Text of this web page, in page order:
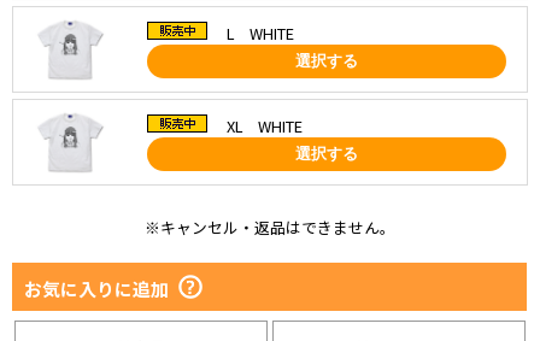
L WHITE
選択する
XL WHITE
選択する
※キャンセル・返品はできません。
お気に入りに追加